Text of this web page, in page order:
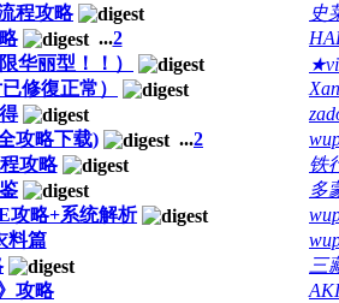
程攻略 史
...2
华丽型！！）
修復正常） Xan
攻略下载) ...2
攻略 铁
多
攻略+系统解析
料篇
三
攻略